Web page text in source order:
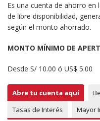
Es una cuenta de ahorro
de libre disponibilidad,
según el monto ahorrado.
MONTO MÍNIMO DE
Desde S/ 10.00 ó US$ 5.00
Abre tu cuenta aquí
Tasas de Interés
Mayor